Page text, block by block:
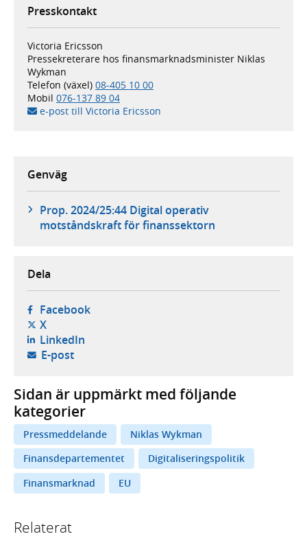
Presskontakt
Victoria Ericsson
Pressekreterare hos finansmarknadsminister Niklas
Wykman
Telefon (växel) 08-405 10 00
Mobil 076-137 89 04
e-post till Victoria Ericsson
Genväg
Prop. 2024/25:44 Digital operativ
motståndskraft för finanssektorn
Dela
Facebook- öppnas i ny flik, extern webbplats,
X- öppnas i ny flik, extern webbplats,
LinkedIn- öppnas i ny flik, extern webbplats,
E-post- öppnar din e-postklient,
Sidan är uppmärkt med följande
kategorier
Pressmeddelande
Niklas Wykman
Finansdepartementet
Digitaliseringspolitik
Finansmarknad
EU
Relaterat